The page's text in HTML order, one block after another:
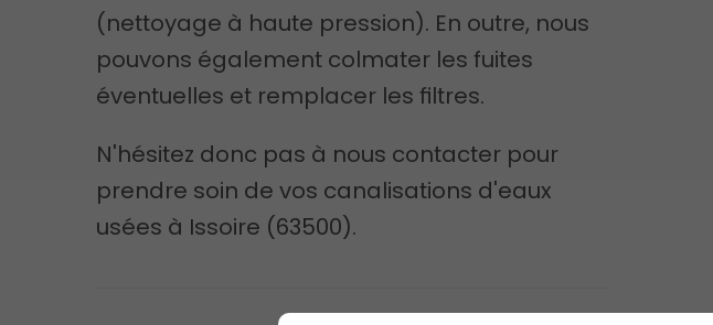
(nettoyage à haute pression). En outre, nous
pouvons également colmater les fuites
éventuelles et remplacer les filtres.
N'hésitez donc pas à nous contacter pour
prendre soin de vos canalisations d'eaux
usées à Issoire (63500).